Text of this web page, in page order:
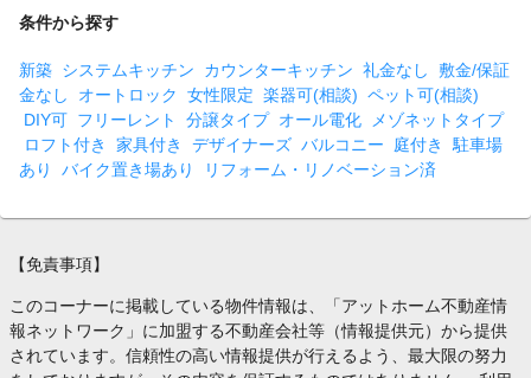
条件から探す
新築 システムキッチン カウンターキッチン 礼金なし
敷金/保証
金なし
オートロック 女性限定 楽器可(相談) ペット可(相談)
DIY可 フリーレント 分譲タイプ オール電化
メゾネットタイプ
ロフト付き
家具付き デザイナーズ バルコニー 庭付き
駐車場
あり
バイク置き場あり リフォーム・リノベーション済
【免責事項】
このコーナーに掲載している物件情報は、「アットホーム不動産情
報ネットワーク」に加盟する不動産会社等（情報提供元）から提供
されています。信頼性の高い情報提供が行えるよう、最大限の努力